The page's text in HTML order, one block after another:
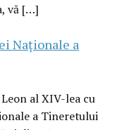
vă […]
Naționale a
al XIV-lea cu
a Tineretului